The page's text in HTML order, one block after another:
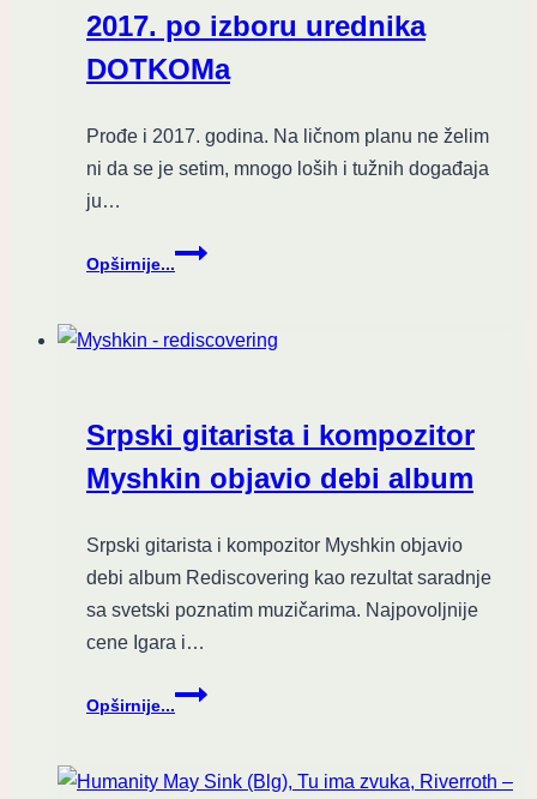
Graves”,
recenzija
2017. po izboru urednika
DOTKOMa
Prođe i 2017. godina. Na ličnom planu ne želim
ni da se je setim, mnogo loših i tužnih događaja
ju…
Opširnije...
NAJBOLJE
OD
urednika
DOTKOMa
Srpski gitarista i kompozitor
Myshkin objavio debi album
Srpski gitarista i kompozitor Myshkin objavio
debi album Rediscovering kao rezultat saradnje
sa svetski poznatim muzičarima. Najpovoljnije
cene Igara i…
Opširnije...
Srpski
gitarista
kompozitor